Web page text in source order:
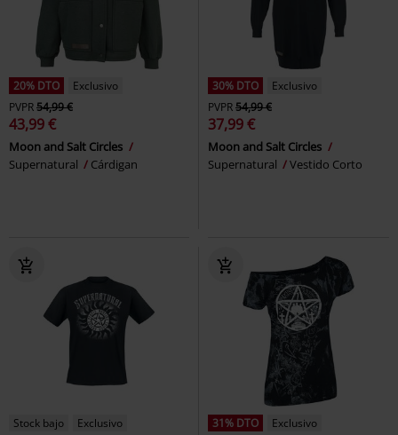
20% DTO
Exclusivo
PVPR54,99 €
43,99 €
Moon and Salt Circles
Supernatural
Cárdigan
30% DTO
Exclusivo
PVPR54,99 €
37,99 €
Moon and Salt Circles
Supernatural
Vestido Corto
Stock bajo
Exclusivo
31% DTO
Exclusivo